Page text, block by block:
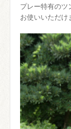
プレー特有のツ
お使いいただけ